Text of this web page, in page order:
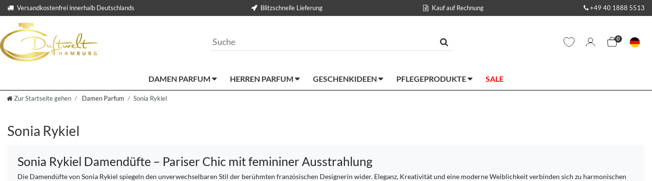
Versandkostenfrei innerhalb Deutschlands Blitzschnelle Lieferung Kauf auf Rechnung +49 40 1888 5513
0
DAMEN PARFUM HERREN PARFUM GESCHENKIDEEN PFLEGEPRODUKTE SALE
Zur Startseite gehen Damen Parfum Sonia Rykiel
Sonia Rykiel
Sonia Rykiel Damendüfte – Pariser Chic mit femininer Ausstrahlung
Die Damendüfte von Sonia Rykiel spiegeln den unverwechselbaren Stil der berühmten französischen Designerin wider. Eleganz, Kreativität und eine moderne Weiblichkeit verbinden sich zu harmonischen